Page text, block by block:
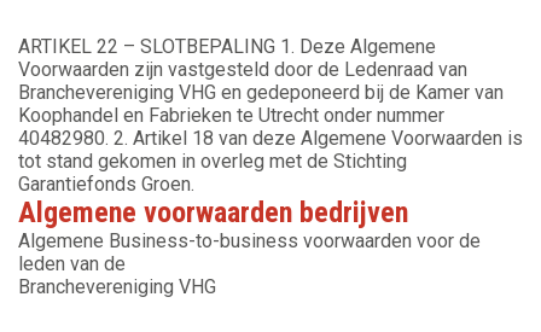
ARTIKEL 22 – SLOTBEPALING 1. Deze Algemene
Voorwaarden zijn vastgesteld door de Ledenraad van
Branchevereniging VHG en gedeponeerd bij de Kamer van
Koophandel en Fabrieken te Utrecht onder nummer
40482980. 2. Artikel 18 van deze Algemene Voorwaarden is
tot stand gekomen in overleg met de Stichting
Garantiefonds Groen.
Algemene voorwaarden bedrijven
Algemene Business-to-business voorwaarden voor de
leden van de
Branchevereniging VHG